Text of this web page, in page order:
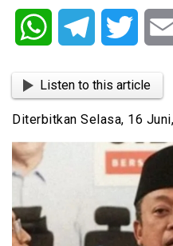
WhatsAppTelegram
Listen to this article
Diterbitkan Selasa, 16